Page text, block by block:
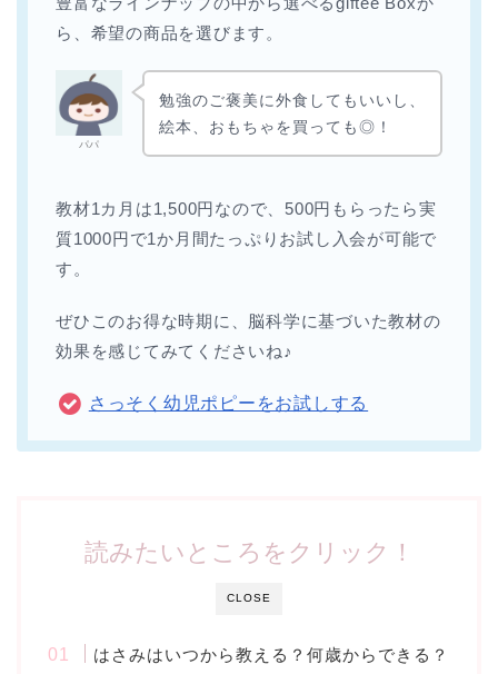
ら、希望の商品を選びます。
パパ
勉強のご褒美に外食してもいいし、
絵本、おもちゃを買っても◎！
教材1カ月は1,500円なので、500円もらったら実
質1000円で1か月間たっぷりお試し入会が可能で
す。
ぜひこのお得な時期に、脳科学に基づいた教材の
効果を感じてみてくださいね♪
さっそく幼児ポピーをお試しする
CLOSE
読みたいところをクリック！
はさみはいつから教える？何歳からできる？